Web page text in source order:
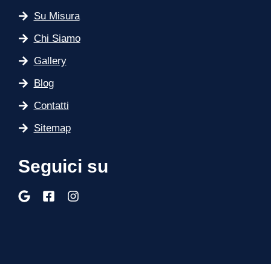
Su Misura
Chi Siamo
Gallery
Blog
Contatti
Sitemap
Seguici su